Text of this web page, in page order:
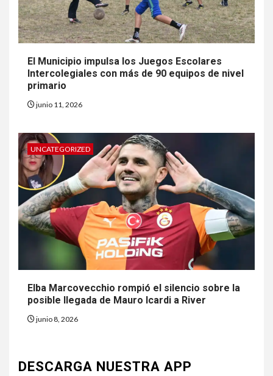
El Municipio impulsa los Juegos Escolares
Intercolegiales con más de 90 equipos de nivel
primario
junio 11, 2026
UNCATEGORIZED
Elba Marcovecchio rompió el silencio sobre la
posible llegada de Mauro Icardi a River
junio 8, 2026
DESCARGA NUESTRA APP